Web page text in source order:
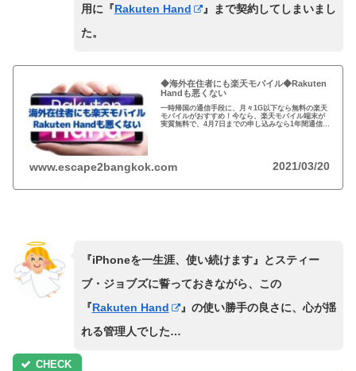
用に『Rakuten Hand
』まで契約してしまいまし
た。
◆海外在住者にも楽天モバイル◆Rakuten
Handも悪くない
一時帰国の通信手段に、月々1G以下なら無料の楽天
モバイルがおすすめ！今なら、楽天モバイル端末が
実質無料で、4月7日までの申し込みなら1年間通信料
www.escape2bangkok.com 2021/03/20
『iPhoneを一生涯、使い続けます』とスティー
ブ・ジョブズに誓っておきながら、この
『Rakuten Hand
』の使い勝手の良さに、心が揺
れる管理人でした…